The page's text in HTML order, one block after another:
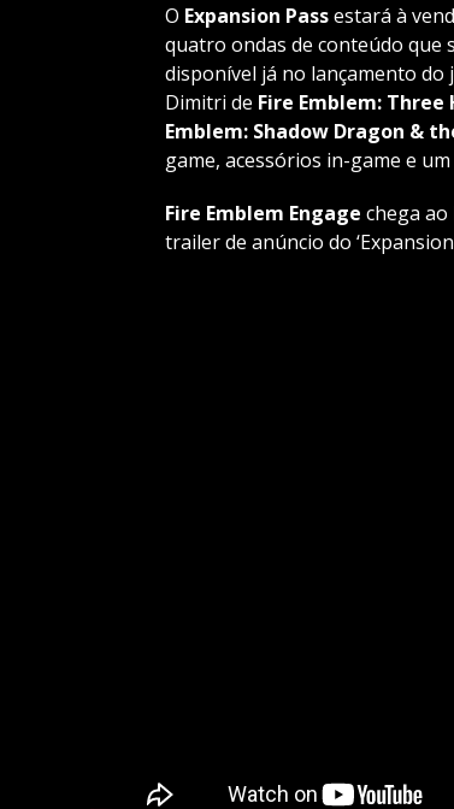
O Expansion Passestará à
quatro ondas de conteúdo que
disponível já no lançamento do
Dimitri de Fire Emblem: Three
Emblem: Shadow Dragon &
game, acessórios in-game e um
Fire Emblem Engage chega ao
trailer de anúncio do